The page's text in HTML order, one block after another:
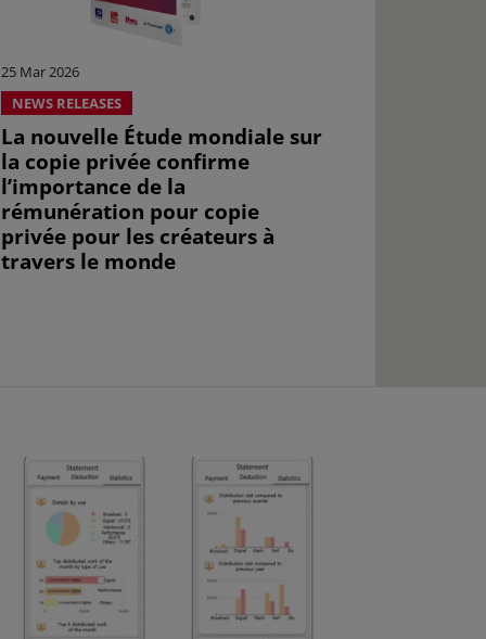
25 Mar 2026
NEWS RELEASES
La nouvelle Étude mondiale sur
la copie privée confirme
l’importance de la
rémunération pour copie
privée pour les créateurs à
travers le monde